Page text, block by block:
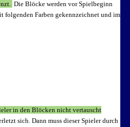
Die Blöcke werden vor Spielbeginn
folgenden Farben gekennzeichnet und im
in den Blöcken nicht vertauscht
sich. Dann muss dieser Spieler durch